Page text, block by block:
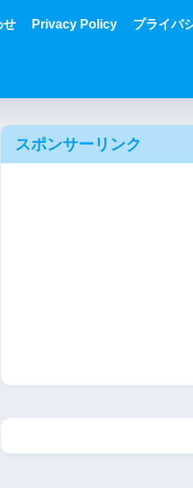
せ Privacy Policy プライバ
スポンサーリンク